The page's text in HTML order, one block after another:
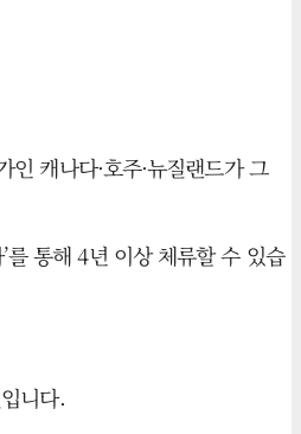
캐나다·호주·뉴질랜드가 그
통해 4년 이상 체류할 수 있습
니다.